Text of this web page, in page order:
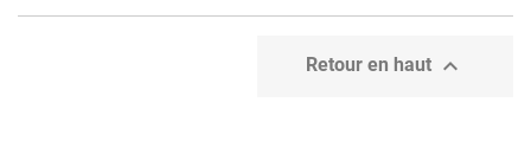
Retour en haut 